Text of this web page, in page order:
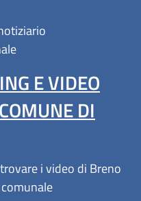
E VIDEO
DI
i video di Breno